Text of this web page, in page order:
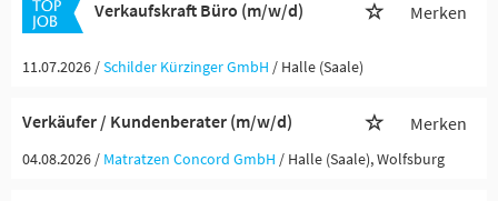
Verkaufskraft Büro (m/w/d) Merken
11.07.2026 /Schilder Kürzinger GmbH / Halle (Saale)
Verkäufer / Kundenberater (m/w/d) Merken
04.08.2026 / Matratzen Concord GmbH / Halle (Saale), Wolfsburg